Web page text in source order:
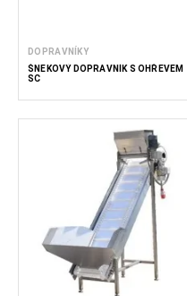
DOPRAVNÍKY
ŠNEKOVÝ DOPRAVNÍK S OHŘEVEM
SC